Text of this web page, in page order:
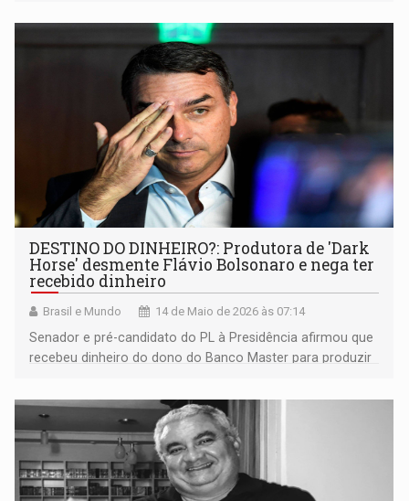
DESTINO DO DINHEIRO?: Produtora de 'Dark
Horse' desmente Flávio Bolsonaro e nega ter
recebido dinheiro
Brasil e Mundo 14 de Maio de 2026 às 07:14
Senador e pré-candidato do PL à Presidência afirmou que
recebeu dinheiro do dono do Banco Master para produzir